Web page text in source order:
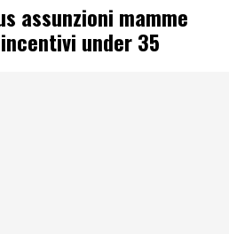
assunzioni mamme
under 35